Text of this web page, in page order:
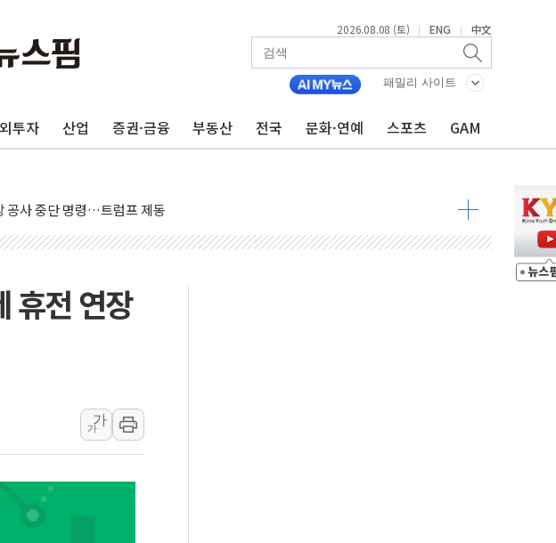
2026.08.08 (토) | ENG | 中文
패밀리 사이트
투자 산업 증권·금융 부동산 전국 문화·연예 스포츠 GAM
진…"26일까지 의혹 소명" 요구
에 연준 금리 인상 가능성 낮아지며 상승… STOXX 600 지수는 나흘 연속 최고치
방위협정' 체결… 이스라엘·이란 위협에 맞설 자체 억지력 강화
', 최근 1주일 이상 '올스톱'… 美 해상봉쇄 영향
…시장은 "또 개입했나" 촉각
금리 인상 우려 후퇴…나스닥 선물 1%대 상승
감소 '쇼크'…9월 금리 인상 기대 후퇴
와 달리 워시엔 톤 낮춰
보 내정설...포항시 '시끌'
100년 밑거름…수도권 집중 완화 전환점"
산 2차 회의' 주재… "전폭적 공급 확대·속도전 총력"
세 15% 부과…美 태양광주 급등
휴전 연장
가
가